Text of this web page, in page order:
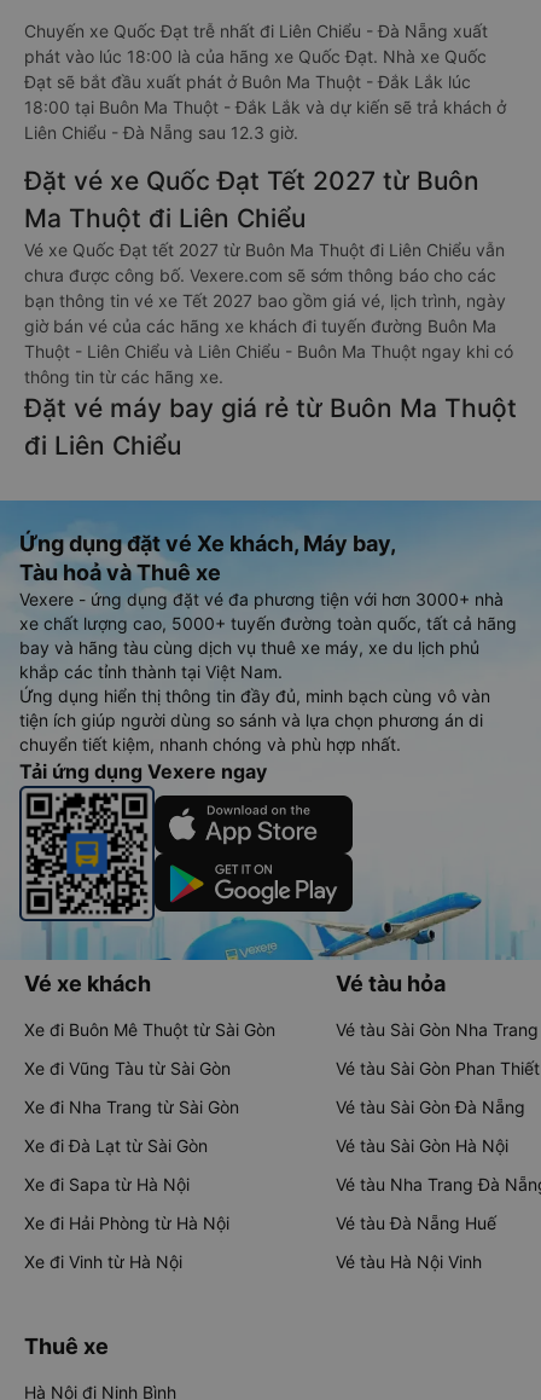
Chuyến xe Quốc Đạt trễ nhất đi Liên Chiểu - Đà Nẵng xuất
phát vào lúc 18:00 là của hãng xe Quốc Đạt. Nhà xe Quốc
Đạt sẽ bắt đầu xuất phát ở Buôn Ma Thuột - Đắk Lắk lúc
18:00 tại Buôn Ma Thuột - Đắk Lắk và dự kiến sẽ trả khách ở
Liên Chiểu - Đà Nẵng sau 12.3 giờ.
Đặt vé xe Quốc Đạt Tết 2027 từ Buôn
Ma Thuột đi Liên Chiểu
Vé xe Quốc Đạt tết 2027 từ Buôn Ma Thuột đi Liên Chiểu vẫn
chưa được công bố. Vexere.com sẽ sớm thông báo cho các
bạn thông tin vé xe Tết 2027 bao gồm giá vé, lịch trình, ngày
giờ bán vé của các hãng xe khách đi tuyến đường Buôn Ma
Thuột - Liên Chiểu và Liên Chiểu - Buôn Ma Thuột ngay khi có
thông tin từ các hãng xe.
Đặt vé máy bay giá rẻ từ Buôn Ma Thuột
đi Liên Chiểu
Ứng dụng đặt vé Xe khách, Máy bay,
Tàu hoả và Thuê xe
Vexere - ứng dụng đặt vé đa phương tiện với hơn 3000+ nhà
xe chất lượng cao, 5000+ tuyến đường toàn quốc, tất cả hãng
bay và hãng tàu cùng dịch vụ thuê xe máy, xe du lịch phủ
khắp các tỉnh thành tại Việt Nam.
Ứng dụng hiển thị thông tin đầy đủ, minh bạch cùng vô vàn
tiện ích giúp người dùng so sánh và lựa chọn phương án di
chuyển tiết kiệm, nhanh chóng và phù hợp nhất.
Tải ứng dụng Vexere ngay
Vé xe khách
Xe đi Buôn Mê Thuột từ Sài Gòn
Xe đi Vũng Tàu từ Sài Gòn
Xe đi Nha Trang từ Sài Gòn
Xe đi Đà Lạt từ Sài Gòn
Xe đi Sapa từ Hà Nội
Xe đi Hải Phòng từ Hà Nội
Xe đi Vinh từ Hà Nội
Vé tàu hỏa
Vé tàu Sài Gòn Nha Trang
Vé tàu Sài Gòn Phan Thiết
Vé tàu Sài Gòn Đà Nẵng
Vé tàu Sài Gòn Hà Nội
Vé tàu Nha Trang Đà
Vé tàu Đà Nẵng Huế
Vé tàu Hà Nội Vinh
Thuê xe
Hà Nội đi Ninh Bình